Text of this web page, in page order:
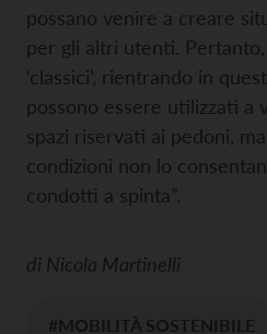
possano venire a creare
per gli altri utenti.
‘classici’, rientrando in
possono essere utilizzati a
spazi riservati ai pedoni,
condizioni non lo
condotti a spinta”.
di Nicola Martinelli
#MOBILITÀ SOSTENIBILE